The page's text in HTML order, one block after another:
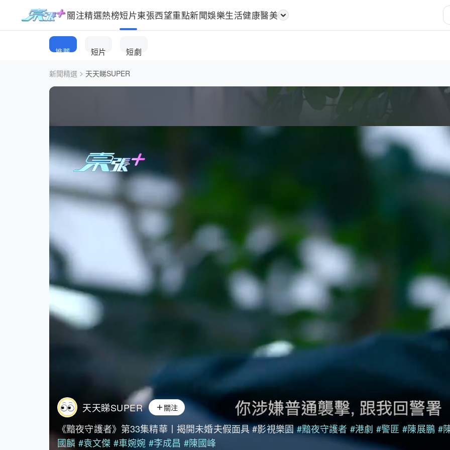
關注精選熱榜短片東張西望重點新聞娛樂生活健康醫美
推薦 短片 短劇
新聞精選 > 天天睇SUPER
天天睇SUPER 關注
《黯夜守護者》第33集精華丨揭開未婚夫假面具 #影視樂園 #黯夜守護者 #港劇 #警匪 #陳展鵬 #
國麟 #袁文傑 #車婉婉 #李成昌 #陳國峰